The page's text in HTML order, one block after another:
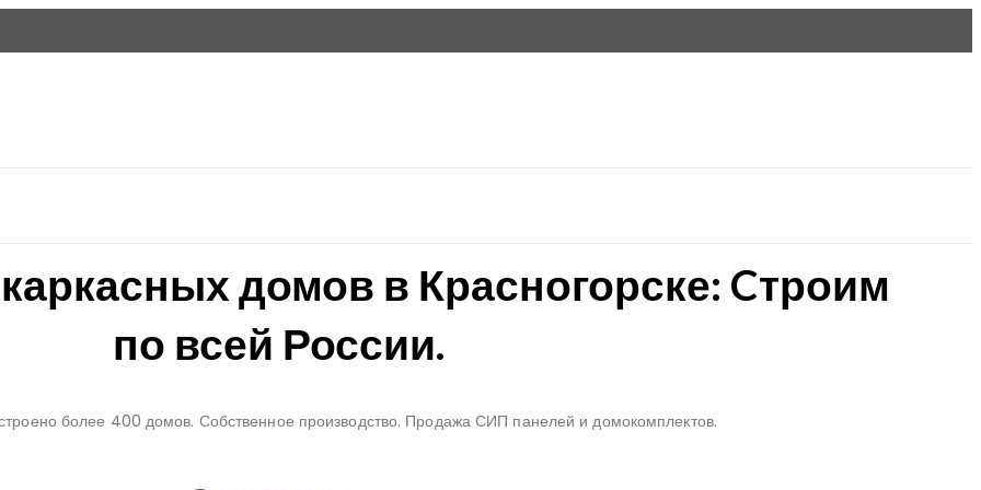
домов в Красногорске: Cтроим
по всей России.
более 400 домов. Собственное производство. Продажа СИП панелей и домокомплектов.